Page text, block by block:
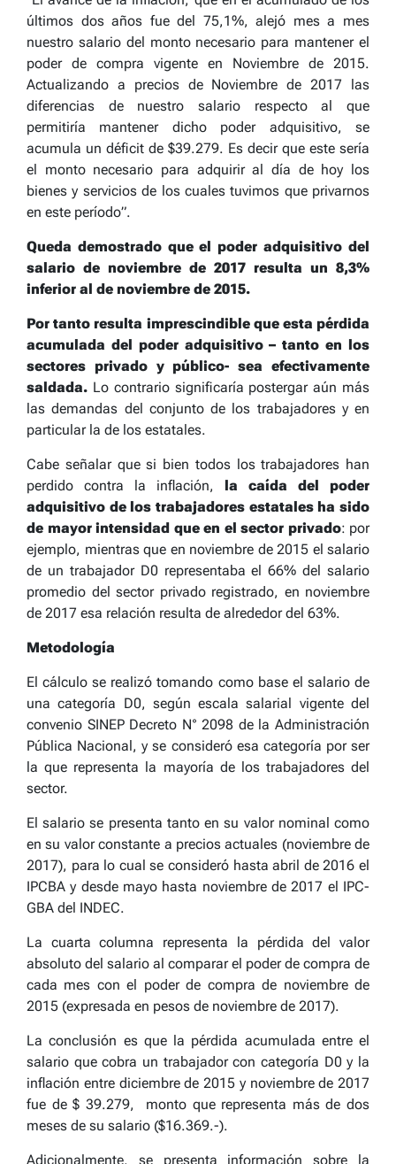
últimos dos años fue del 75,1%, alejó mes a mes
nuestro salario del monto necesario para mantener el
poder de compra vigente en Noviembre de 2015.
Actualizando a precios de Noviembre de 2017 las
diferencias de nuestro salario respecto al que
permitiría mantener dicho poder adquisitivo, se
acumula un déficit de $39.279. Es decir que este sería
el monto necesario para adquirir al día de hoy los
bienes y servicios de los cuales tuvimos que privarnos
en este período”.
Queda demostrado que el poder adquisitivo del
salario de noviembre de 2017 resulta un 8,3%
inferior al de noviembre de 2015.
Por tanto resulta imprescindible que esta pérdida
acumulada del poder adquisitivo – tanto en los
sectores privado y público- sea efectivamente
saldada. Lo contrario significaría postergar aún más
las demandas del conjunto de los trabajadores y en
particular la de los estatales.
Cabe señalar que si bien todos los trabajadores han
perdido contra la inflación, la caída del poder
adquisitivo de los trabajadores estatales ha sido
de mayor intensidad que en el sector privado: por
ejemplo, mientras que en noviembre de 2015 el salario
de un trabajador D0 representaba el 66% del salario
promedio del sector privado registrado, en noviembre
de 2017 esa relación resulta de alrededor del 63%.
Metodología
El cálculo se realizó tomando como base el salario de
una categoría D0, según escala salarial vigente del
convenio SINEP Decreto N° 2098 de la Administración
Pública Nacional, y se consideró esa categoría por ser
la que representa la mayoría de los trabajadores del
sector.
El salario se presenta tanto en su valor nominal como
en su valor constante a precios actuales (noviembre de
2017), para lo cual se consideró hasta abril de 2016 el
IPCBA y desde mayo hasta noviembre de 2017 el IPC-
GBA del INDEC.
La cuarta columna representa la pérdida del valor
absoluto del salario al comparar el poder de compra de
cada mes con el poder de compra de noviembre de
2015 (expresada en pesos de noviembre de 2017).
La conclusión es que la pérdida acumulada entre el
salario que cobra un trabajador con categoría D0 y la
inflación entre diciembre de 2015 y noviembre de 2017
fue de $ 39.279, monto que representa más de dos
meses de su salario ($16.369.-).
Adicionalmente, se presenta información sobre la